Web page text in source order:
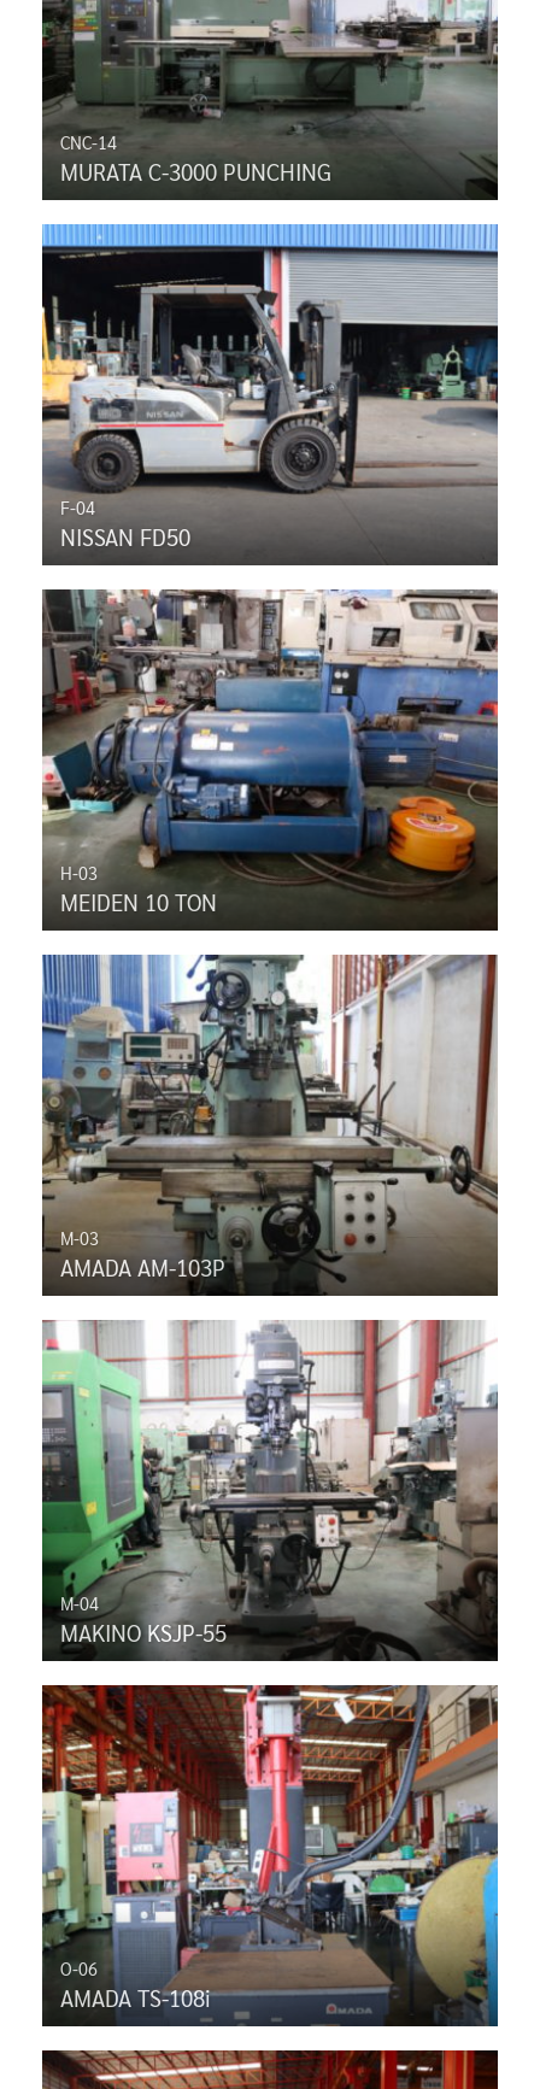
CNC-14
MURATA C-3000 PUNCHING
F-04
NISSAN FD50
H-03
MEIDEN 10 TON
M-03
AMADA AM-103P
M-04
MAKINO KSJP-55
O-06
AMADA TS-108i